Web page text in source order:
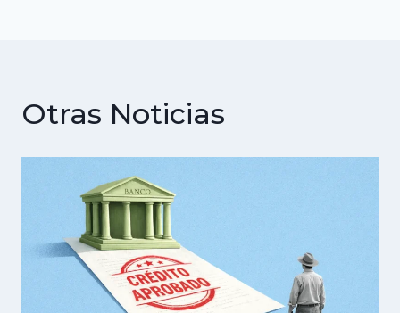
Otras Noticias